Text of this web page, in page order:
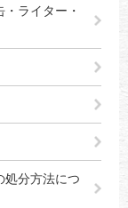
ライター・
処分方法につ